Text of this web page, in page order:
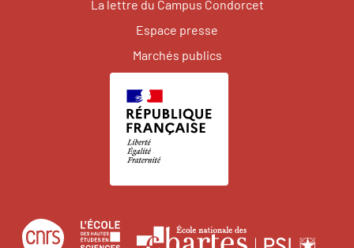
La lettre du Campus Condorcet
Espace presse
Marchés publics
Centre École